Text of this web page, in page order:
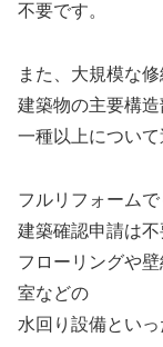
不要です。
また、大規模な
建築物の主要構
一種以上について
フルリフォームで
建築確認申請は不
フローリングや
室などの
水回り設備とい